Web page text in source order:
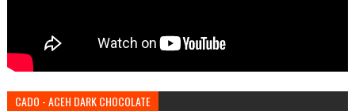
CADO - ACEH DARK CHOCOLATE